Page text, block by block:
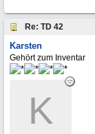
Re: TD 42
Karsten
Gehört zum Inventar
K